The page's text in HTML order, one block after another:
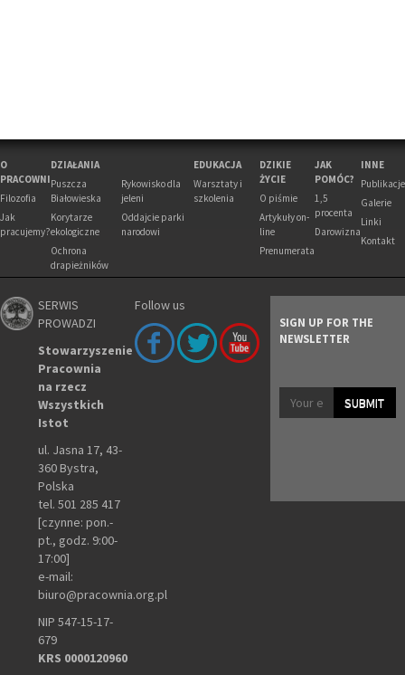
O
PRACOWNI
Filozofia
Jak
pracujemy?
DZIAŁANIA
Puszcza
Białowieska
Korytarze
ekologiczne
Ochrona
drapieżników
Rykowisko dla
jeleni
Oddajcie parki
narodowi
EDUKACJA
Warsztaty i
szkolenia
DZIKIE
ŻYCIE
O piśmie
Artykuły on-
line
Prenumerata
JAK
POMÓC?
1,5
procenta
Darowizna
INNE
Publikacje
Galerie
Linki
Kontakt
SERWIS
PROWADZI
Stowarzyszenie
Pracownia
na rzecz
Wszystkich
Istot
ul. Jasna 17, 43-
360 Bystra,
Polska
tel. 501 285 417
[czynne: pon.-
pt., godz. 9:00-
17:00]
e-mail:
biuro@pracownia.org.pl
NIP 547-15-17-
679
KRS 0000120960
Follow us
SIGN UP FOR THE
NEWSLETTER
SUBMIT